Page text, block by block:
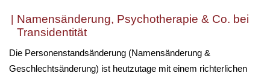
Namensänderung, Psychotherapie & Co. bei
Transidentität
Die Personenstandsänderung (Namensänderung &
Geschlechtsänderung) ist heutzutage mit einem richterlichen